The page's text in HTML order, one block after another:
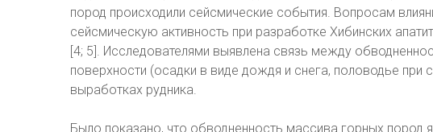
пород происходили сейсмические события. Вопросам
сейсмическую активность при разработке Хибинских
[4; 5]. Исследователями выявлена связь между
поверхности (осадки в виде дождя и снега, половодье при
выработках рудника.
Было показано, что обводненность массива горных пород